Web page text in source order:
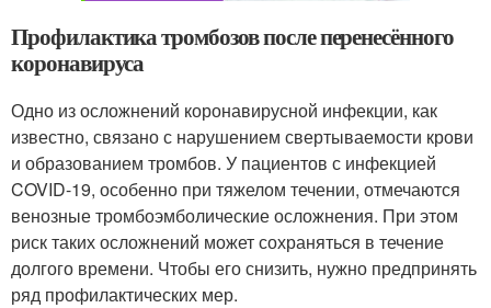
Профилактика тромбозов после перенесённого
коронавируса
Одно из осложнений коронавирусной инфекции, как
известно, связано с нарушением свертываемости крови
и образованием тромбов. У пациентов с инфекцией
COVID-19, особенно при тяжелом течении, отмечаются
венозные тромбоэмболические осложнения. При этом
риск таких осложнений может сохраняться в течение
долгого времени. Чтобы его снизить, нужно предпринять
ряд профилактических мер.